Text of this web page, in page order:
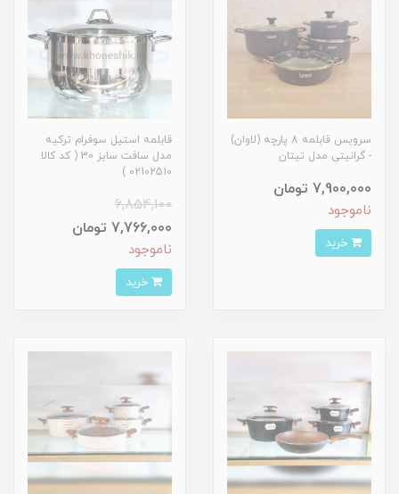
سرویس قابلمه 8 پارچه (لاوان)
- گرانیتی مدل تیتان
7,900,000 تومان
ناموجود
قابلمه استیل سوفرام ترکیه
مدل سافت سایز 30 ( کد کالا
02102510 )
6,854,100
7,766,000 تومان
ناموجود